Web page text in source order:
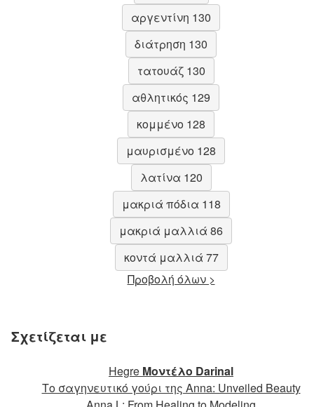
αργεντίνη 130
διάτρηση 130
τατουάζ 130
αθλητικός 129
κομμένο 128
μαυρισμένο 128
λατίνα 120
μακριά πόδια 118
μακριά μαλλιά 86
κοντά μαλλιά 77
Προβολή όλων >
Σχετίζεται με
Hegre Μοντέλο Darinal
Το σαγηνευτικό γούρι της Anna: Unveiled Beauty